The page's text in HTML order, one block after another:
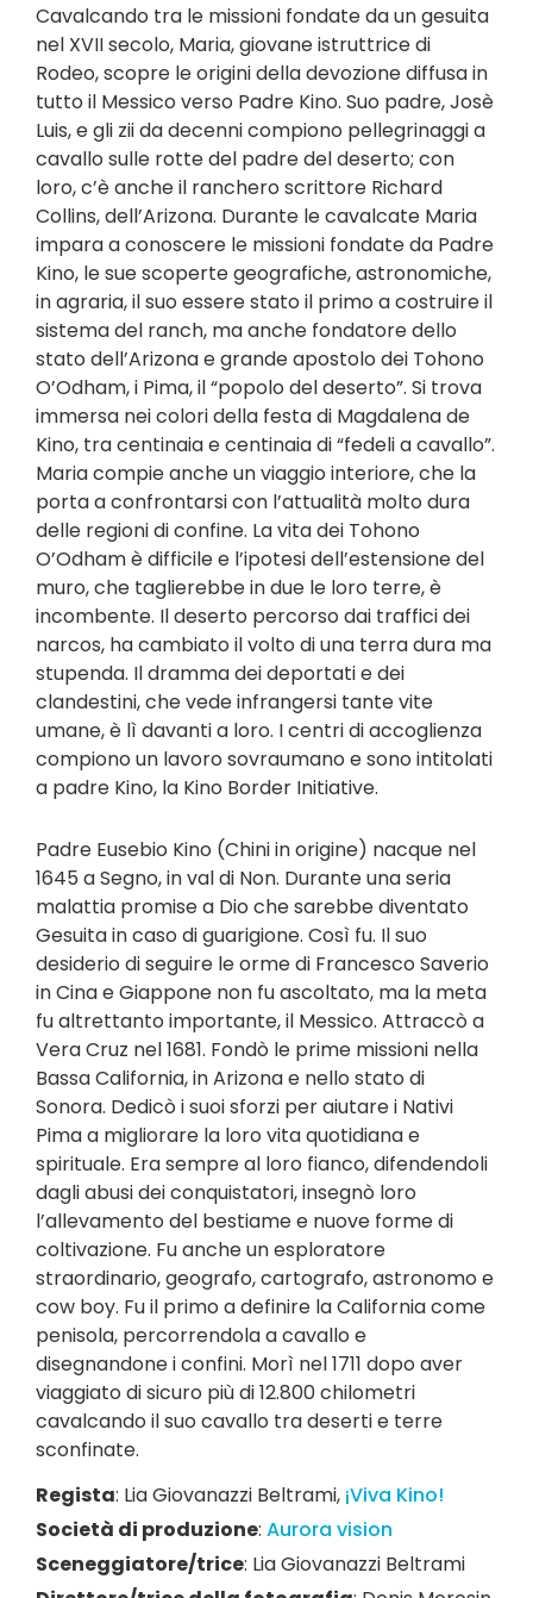
Cavalcando tra le missioni fondate da un gesuita
nel XVII secolo, Maria, giovane istruttrice di
Rodeo, scopre le origini della devozione diffusa in
tutto il Messico verso Padre Kino. Suo padre, Josè
Luis, e gli zii da decenni compiono pellegrinaggi a
cavallo sulle rotte del padre del deserto; con
loro, c’è anche il ranchero scrittore Richard
Collins, dell’Arizona. Durante le cavalcate Maria
impara a conoscere le missioni fondate da Padre
Kino, le sue scoperte geografiche, astronomiche,
in agraria, il suo essere stato il primo a costruire il
sistema del ranch, ma anche fondatore dello
stato dell’Arizona e grande apostolo dei Tohono
O’Odham, i Pima, il “popolo del deserto”. Si trova
immersa nei colori della festa di Magdalena de
Kino, tra centinaia e centinaia di “fedeli a cavallo”.
Maria compie anche un viaggio interiore, che la
porta a confrontarsi con l’attualità molto dura
delle regioni di confine. La vita dei Tohono
O’Odham è difficile e l’ipotesi dell’estensione del
muro, che taglierebbe in due le loro terre, è
incombente. Il deserto percorso dai traffici dei
narcos, ha cambiato il volto di una terra dura ma
stupenda. Il dramma dei deportati e dei
clandestini, che vede infrangersi tante vite
umane, è lì davanti a loro. I centri di accoglienza
compiono un lavoro sovraumano e sono intitolati
a padre Kino, la Kino Border Initiative.
Padre Eusebio Kino (Chini in origine) nacque nel
1645 a Segno, in val di Non. Durante una seria
malattia promise a Dio che sarebbe diventato
Gesuita in caso di guarigione. Così fu. Il suo
desiderio di seguire le orme di Francesco Saverio
in Cina e Giappone non fu ascoltato, ma la meta
fu altrettanto importante, il Messico. Attraccò a
Vera Cruz nel 1681. Fondò le prime missioni nella
Bassa California, in Arizona e nello stato di
Sonora. Dedicò i suoi sforzi per aiutare i Nativi
Pima a migliorare la loro vita quotidiana e
spirituale. Era sempre al loro fianco, difendendoli
dagli abusi dei conquistatori, insegnò loro
l’allevamento del bestiame e nuove forme di
coltivazione. Fu anche un esploratore
straordinario, geografo, cartografo, astronomo e
cow boy. Fu il primo a definire la California come
penisola, percorrendola a cavallo e
disegnandone i confini. Morì nel 1711 dopo aver
viaggiato di sicuro più di 12.800 chilometri
cavalcando il suo cavallo tra deserti e terre
sconfinate.
Regista: Lia Giovanazzi Beltrami, ¡Viva Kino!
Società di produzione: Aurora vision
Sceneggiatore/trice: Lia Giovanazzi Beltrami